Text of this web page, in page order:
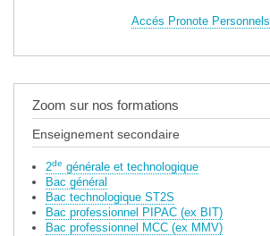
Accés Pronote Personnels
Zoom sur nos formations
Enseignement secondaire
2de générale et technologique
Bac général
Bac technologique ST2S
Bac professionnel PIPAC (ex BIT)
Bac professionnel MCC (ex MMV)